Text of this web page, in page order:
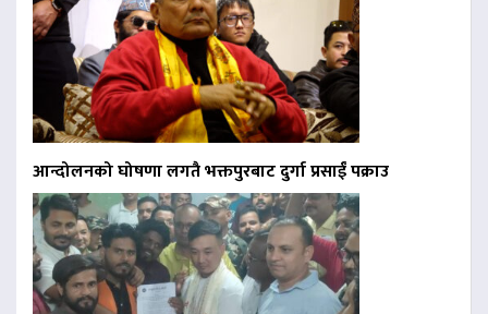
आन्दोलनको घोषणा लगतै भक्तपुरबाट दुर्गा प्रसाईं पक्राउ